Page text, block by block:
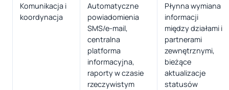
Komunikacja i
koordynacja
Automatyczne
powiadomienia
SMS/e-mail,
centralna
platforma
informacyjna,
raporty w czasie
rzeczywistym
Płynna wymiana
informacji
między działami i
partnerami
zewnętrznymi,
bieżące
aktualizacje
statusów